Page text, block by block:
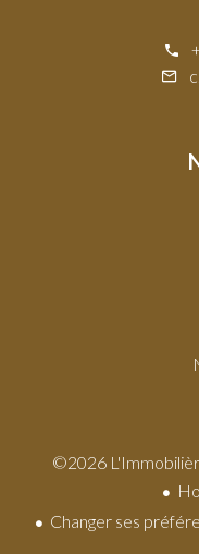
©2026
Changer ses